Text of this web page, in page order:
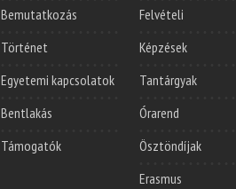
Bemutatkozás
Történet
Egyetemi kapcsolatok
Bentlakás
Támogatók
Felvételi
Képzések
Tantárgyak
Órarend
Ösztöndíjak
Erasmus